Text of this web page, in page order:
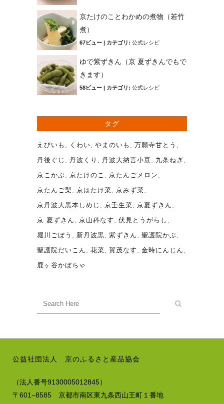
京たけのことわかめの煮物（若竹
煮）
67ビュー カテゴリ: 公式レシピ
ゆで紫ずきん（京 夏ずきんでもで
きます）
58ビュー カテゴリ: 公式レシピ
タグ
えびいも くわい やまのいも
万願寺甘とう
丹後ぐじ
丹波くり 丹波大納言小豆
九条ねぎ
京こかぶ
京たけのこ
京たんごメロン
京たんご梨
京はたけ菜
京みず菜
京丹波大黒本しめじ
京壬生菜
京夏ずきん
京 夏ずきん
京山科なす
伏見とうがらし
堀川ごぼう
新丹波黒 紫ずきん
聖護院かぶ
聖護院だいこん
花菜 賀茂なす
金時にんじん
鹿ヶ谷かぼちゃ
公益社団法人 京のふるさと産品協会
（法人番号9130005012845）
〒601−8585 京都市南区東九条西山王町１番地